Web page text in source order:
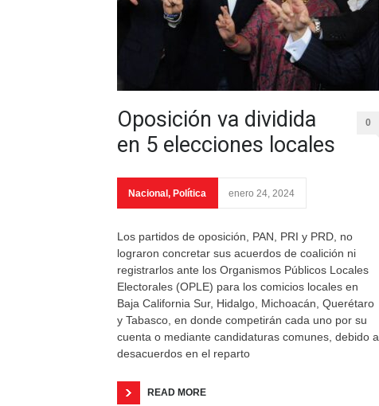
Oposición va dividida
en 5 elecciones locales
0
Nacional , Política enero 24, 2024
Los partidos de oposición, PAN, PRI y PRD, no
lograron concretar sus acuerdos de coalición ni
registrarlos ante los Organismos Públicos Locales
Electorales (OPLE) para los comicios locales en
Baja California Sur, Hidalgo, Michoacán, Querétaro
y Tabasco, en donde competirán cada uno por su
cuenta o mediante candidaturas comunes, debido a
desacuerdos en el reparto
READ MORE